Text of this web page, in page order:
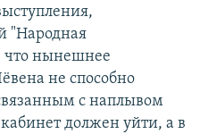
"Народная
что нынешнее
не способно
с наплывом
должен уйти, а в